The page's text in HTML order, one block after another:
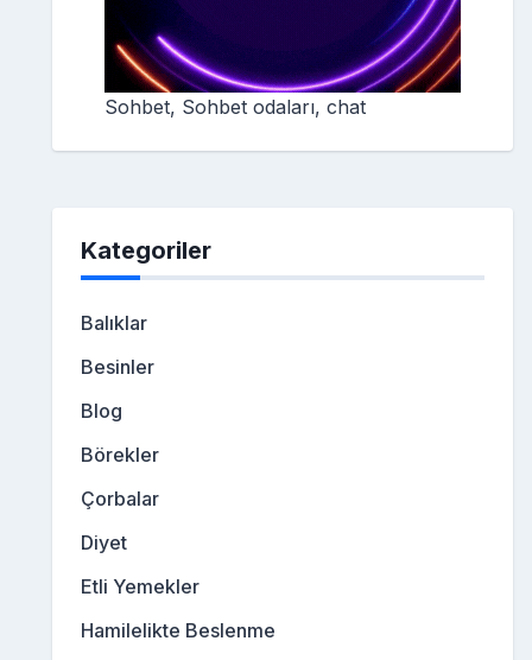
Sohbet, Sohbet odaları, chat
Kategoriler
Balıklar
Besinler
Blog
Börekler
Çorbalar
Diyet
Etli Yemekler
Hamilelikte Beslenme